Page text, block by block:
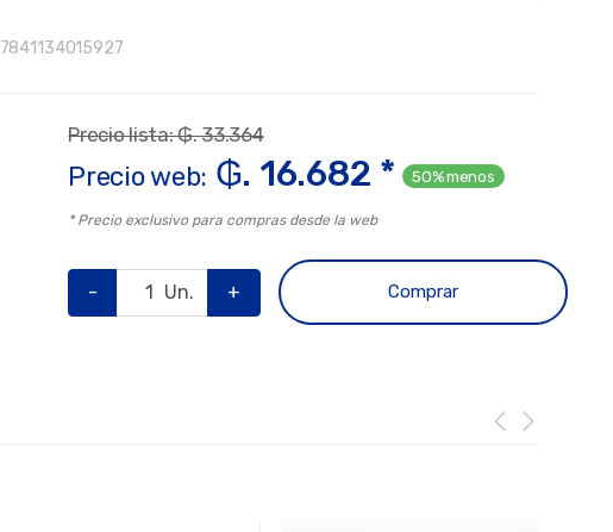
7841134015927
Precio lista: ₲. 33.364
Precio web: ₲. 16.682 * 50% menos
* Precio exclusivo para compras desde la web
- Un. + Comprar